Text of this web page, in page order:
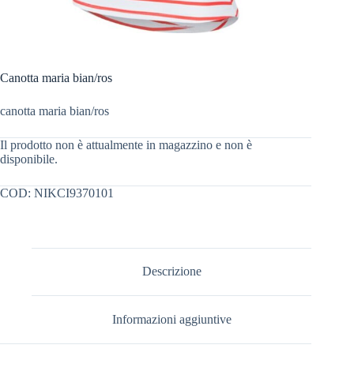
Canotta maria bian/ros
canotta maria bian/ros
Il prodotto non è attualmente in magazzino e non è
disponibile.
COD: NIKCI9370101
Descrizione
Informazioni aggiuntive